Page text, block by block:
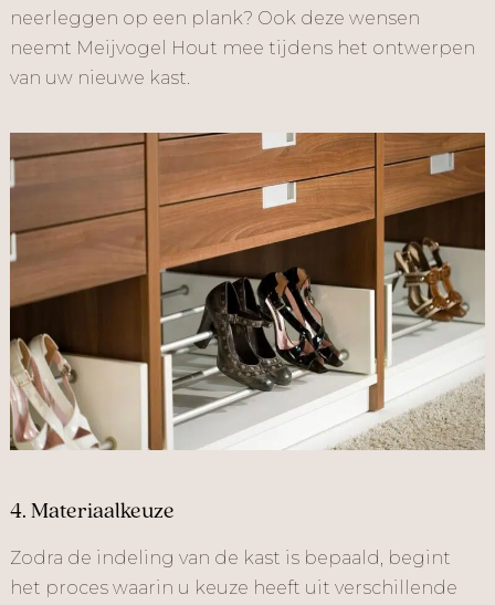
neerleggen op een plank? Ook deze wensen
neemt Meijvogel Hout mee tijdens het ontwerpen
van uw nieuwe kast.
4. Materiaalkeuze
Zodra de indeling van de kast is bepaald, begint
het proces waarin u keuze heeft uit verschillende